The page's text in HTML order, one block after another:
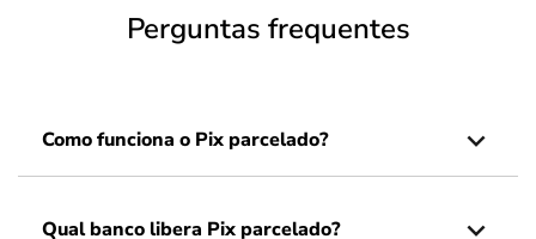
Perguntas frequentes
Como funciona o Pix parcelado?
Qual banco libera Pix parcelado?